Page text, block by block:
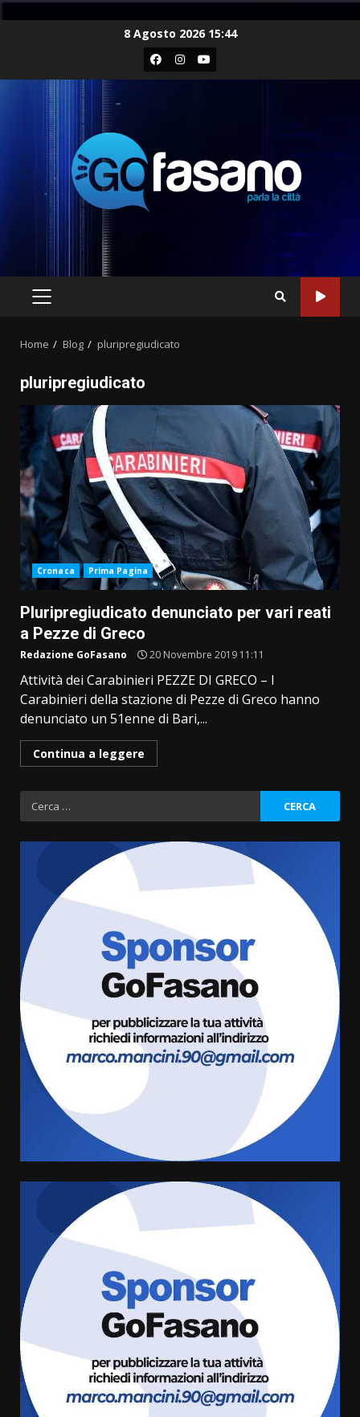
8 Agosto 2026 15:44
Facebook
Instagram
Youtube
PRIMARY
Home Blog pluripregiudicato
pluripregiudicato
Cronaca Prima Pagina
Pluripregiudicato denunciato per vari reati
a Pezze di Greco
Redazione GoFasano 20 Novembre 2019 11:11
Attività dei Carabinieri PEZZE DI GRECO – I
Carabinieri della stazione di Pezze di Greco hanno
denunciato un 51enne di Bari,...
Continua a leggere
Ricerca
per:
Politiche Giovanili e Mobilità
Sostenibile: premiati gli studenti
universitari del bando “La strada
giusta”
8 Agosto 2026 07:15
“I Contestatori: Musica di
Rivoluzione”: nuovo
appuntamento con “Fasano in
Banda”
amarezza per esclusione dal
campionato di calcio”
7 Agosto 2026 06:00
Fasanese ferito a colpi di arma
da fuoco
6 Agosto 2026 18:13
Carta d’identità: continua il piano
di aperture straordinarie del
Comune di Fasano